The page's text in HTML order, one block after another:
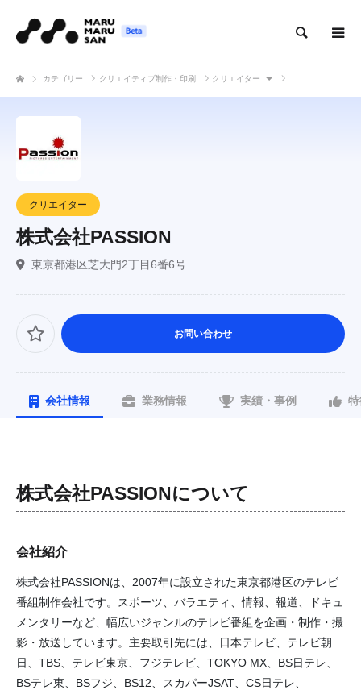
カテゴリー クリエイティブ制作・印刷 クリエイター
クリエイター
株式会社PASSION
東京都港区芝大門2丁目6番6号
お問い合わせ
会社情報 業務情報 実績・事例
株式会社PASSIONについて
会社紹介
株式会社PASSIONは、2007年に設立された東京都港区のテレビ
番組制作会社です。スポーツ、バラエティ、情報、報道、ドキュ
メンタリーなど、幅広いジャンルのテレビ番組を企画・制作・撮
影・放送しています。主要取引先には、日本テレビ、テレビ朝
日、TBS、テレビ東京、フジテレビ、TOKYO MX、BS日テレ、
BSテレ東、BSフジ、BS12、スカパーJSAT、CS日テレ、